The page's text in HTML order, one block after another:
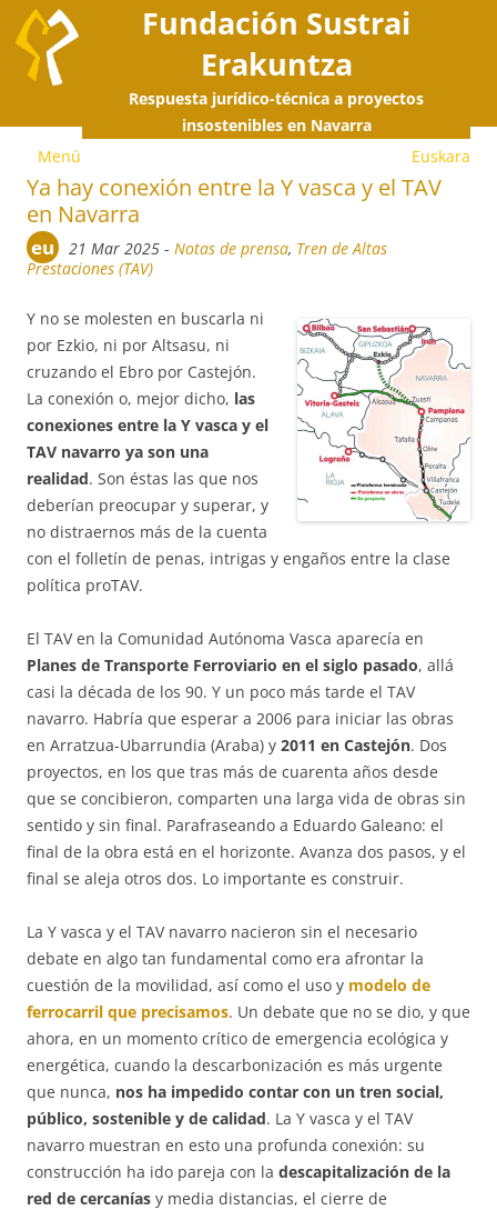
Fundación Sustrai
Erakuntza
Respuesta jurídico-técnica a proyectos
insostenibles en Navarra
Euskara
Menú
Ya hay conexión entre la Y vasca y el TAV
en Navarra
eu 21 Mar 2025 -Notas de prensa, Tren de Altas
Prestaciones (TAV)
Y no se molesten en buscarla ni
por Ezkio, ni por Altsasu, ni
cruzando el Ebro por Castejón.
La conexión o, mejor dicho, las
conexiones entre la Y vasca y el
TAV navarro ya son una
realidad. Son éstas las que nos
deberían preocupar y superar, y
no distraernos más de la cuenta
con el folletín de penas, intrigas y engaños entre la clase
política proTAV.
El TAV en la Comunidad Autónoma Vasca aparecía en
Planes de Transporte Ferroviario en el siglo pasado, allá
casi la década de los 90. Y un poco más tarde el TAV
navarro. Habría que esperar a 2006 para iniciar las obras
en Arratzua-Ubarrundia (Araba) y 2011 en Castejón. Dos
proyectos, en los que tras más de cuarenta años desde
que se concibieron, comparten una larga vida de obras sin
sentido y sin final. Parafraseando a Eduardo Galeano: el
final de la obra está en el horizonte. Avanza dos pasos, y el
final se aleja otros dos. Lo importante es construir.
La Y vasca y el TAV navarro nacieron sin el necesario
debate en algo tan fundamental como era afrontar la
cuestión de la movilidad, así como el uso y modelo de
ferrocarril que precisamos. Un debate que no se dio, y que
ahora, en un momento crítico de emergencia ecológica y
energética, cuando la descarbonización es más urgente
que nunca, nos ha impedido contar con un tren social,
público, sostenible y de calidad. La Y vasca y el TAV
navarro muestran en esto una profunda conexión: su
construcción ha ido pareja con la descapitalización de la
red de cercanías y media distancias, el cierre de